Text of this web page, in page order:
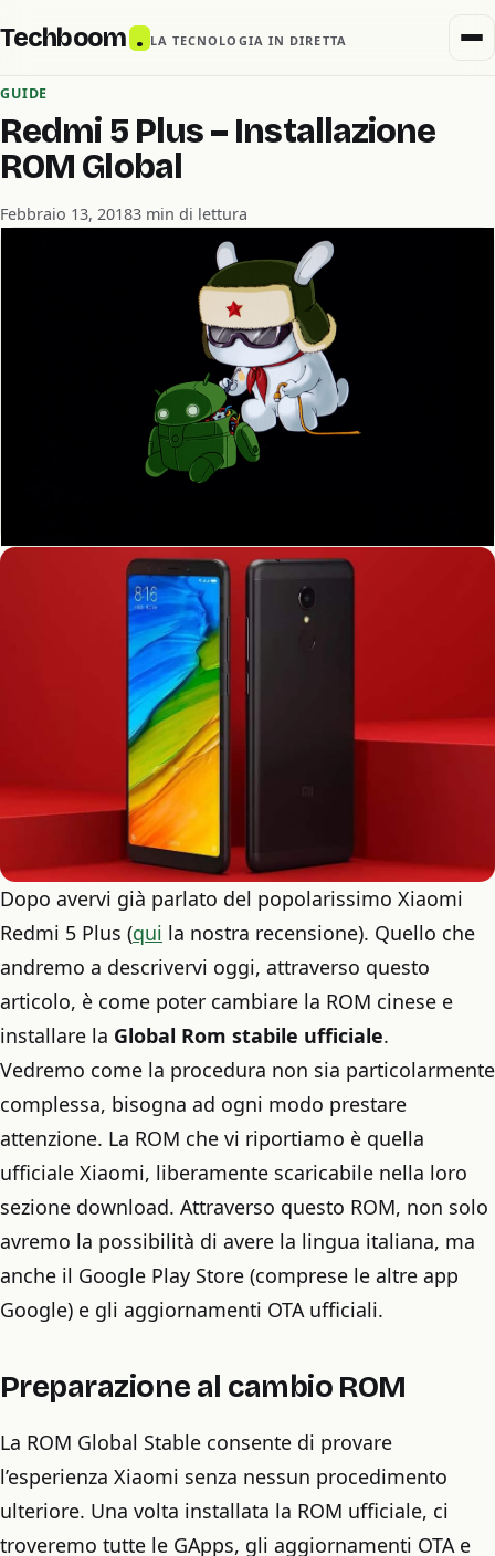
Techboom . LA TECNOLOGIA IN DIRETTA
GUIDE
Redmi 5 Plus – Installazione
ROM Global
Febbraio 13, 20183 min di lettura
Dopo avervi già parlato del popolarissimo Xiaomi
Redmi 5 Plus (qui la nostra recensione). Quello che
andremo a descrivervi oggi, attraverso questo
articolo, è come poter cambiare la ROM cinese e
installare la Global Rom stabile ufficiale.
Vedremo come la procedura non sia particolarmente
complessa, bisogna ad ogni modo prestare
attenzione. La ROM che vi riportiamo è quella
ufficiale Xiaomi, liberamente scaricabile nella loro
sezione download. Attraverso questo ROM, non solo
avremo la possibilità di avere la lingua italiana, ma
anche il Google Play Store (comprese le altre app
Google) e gli aggiornamenti OTA ufficiali.
Preparazione al cambio ROM
La ROM Global Stable consente di provare
l’esperienza Xiaomi senza nessun procedimento
ulteriore. Una volta installata la ROM ufficiale, ci
troveremo tutte le GApps, gli aggiornamenti OTA e